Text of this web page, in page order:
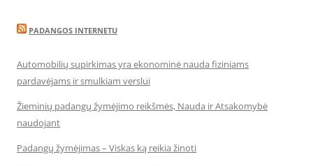
PADANGOS INTERNETU
Automobilių supirkimas yra ekonominė nauda fiziniams
pardavėjams ir smulkiam verslui
Žieminių padangų žymėjimo reikšmės, Nauda ir Atsakomybė
naudojant
Padangų žymėjimas – Viskas ką reikia žinoti